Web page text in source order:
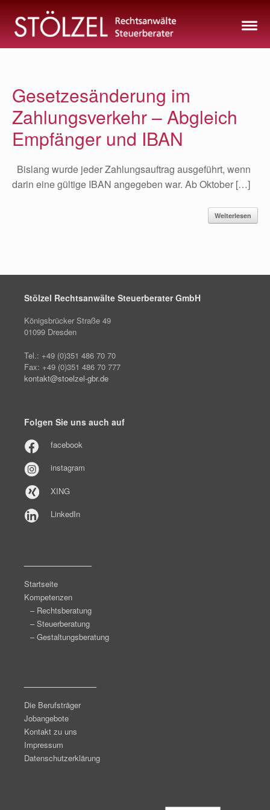
Inhalt
springen
Gesetzesänderung im
Zahlungsverkehr – Abgleich
Empfänger und IBAN
Bislang wurde jeder Zahlungsauftrag ausgeführt, wenn
darin eine gültige IBAN angegeben war. Ab Oktober […]
Weiterlesen
Stölzel Rechtsanwälte Steuerberater GmbH
Königsbrücker Straße 49
01099 Dresden
Tel.: +49 (0)351 486 70 70
Fax: +49 (0)351 486 70 777
kontakt@stoelzel-gbr.de
Folgen Sie uns auch auf
facebook
instagram
XING
LinkedIn
Startseite
Kompetenzen
– Rechtsberatung
– Steuerberatung
– Gestaltungsberatung
Die Berufsträger
Jobangebote
Kontakt zu uns
Impressum
Datenschutzerklärung